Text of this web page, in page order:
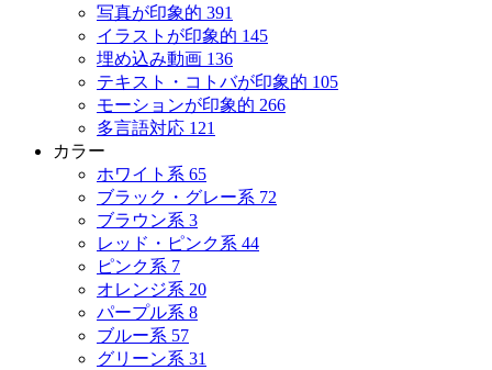
写真が印象的 391
イラストが印象的 145
埋め込み動画 136
テキスト・コトバが印象的 105
モーションが印象的 266
多言語対応 121
カラー
ホワイト系 65
ブラック・グレー系 72
ブラウン系 3
レッド・ピンク系 44
ピンク系 7
オレンジ系 20
パープル系 8
ブルー系 57
グリーン系 31